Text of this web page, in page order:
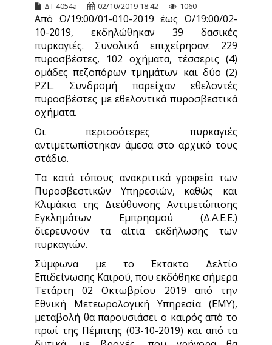
ΔΤ 4054a 02/10/2019 18:42 1060
Από Ω/19:00/01-010-2019 έως Ω/19:00/02-
10-2019, εκδηλώθηκαν 39 δασικές
πυρκαγιές. Συνολικά επιχείρησαν: 229
πυροσβέστες, 102 οχήματα, τέσσερις (4)
ομάδες πεζοπόρων τμημάτων και δύο (2)
PZL. Συνδρομή παρείχαν εθελοντές
πυροσβέστες με εθελοντικά πυροσβεστικά
οχήματα.
Οι περισσότερες πυρκαγιές
αντιμετωπίστηκαν άμεσα στο αρχικό τους
στάδιο.
Τα κατά τόπους ανακριτικά γραφεία των
Πυροσβεστικών Υπηρεσιών, καθώς και
Κλιμάκια της Διεύθυνσης Αντιμετώπισης
Εγκλημάτων Εμπρησμού (Δ.Α.Ε.Ε.)
διερευνούν τα αίτια εκδήλωσης των
πυρκαγιών.
Σύμφωνα με το Έκτακτο Δελτίο
Επιδείνωσης Καιρού, που εκδόθηκε σήμερα
Τετάρτη 02 Οκτωβρίου 2019 από την
Εθνική Μετεωρολογική Υπηρεσία (ΕΜΥ),
μεταβολή θα παρουσιάσει ο καιρός από το
πρωί της Πέμπτης (03-10-2019) και από τα